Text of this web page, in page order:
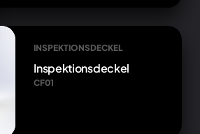
INSPEKTIONSDECKEL
Inspektionsdeckel
CF01